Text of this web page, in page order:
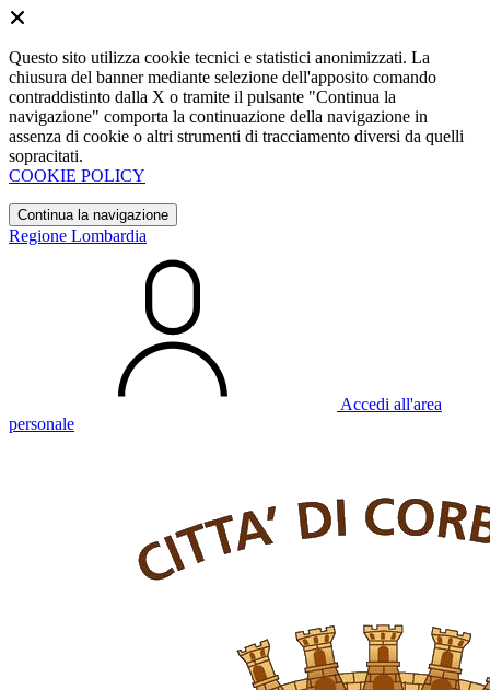
Questo sito utilizza cookie tecnici e statistici anonimizzati. La
chiusura del banner mediante selezione dell'apposito comando
contraddistinto dalla X o tramite il pulsante "Continua la
navigazione" comporta la continuazione della navigazione in
assenza di cookie o altri strumenti di tracciamento diversi da quelli
sopracitati.
COOKIE POLICY
Continua la navigazione
Regione Lombardia
Accedi all'area
personale